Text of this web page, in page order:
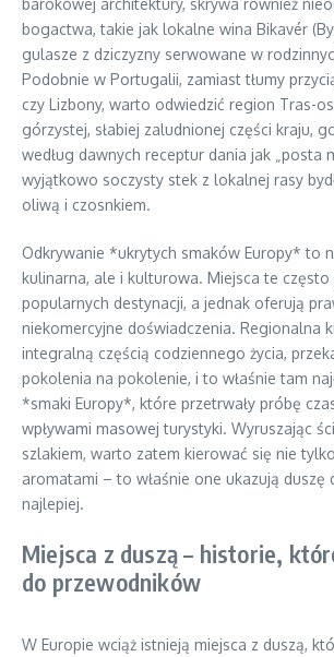
barokowej architektury, skrywa również
bogactwa, takie jak lokalne wina Bikavér
gulasze z dziczyzny serwowane w
Podobnie w Portugalii, zamiast tłumy
czy Lizbony, warto odwiedzić region Tras-
górzystej, słabiej zaludnionej części kraju,
według dawnych receptur dania jak „posta
wyjątkowo soczysty stek z lokalnej rasy
oliwą i czosnkiem.
Odkrywanie *ukrytych smaków Europy* to
kulinarna, ale i kulturowa. Miejsca te
popularnych destynacji, a jednak oferują
niekomercyjne doświadczenia. Regionalna
integralną częścią codziennego życia,
pokolenia na pokolenie, i to właśnie tam
*smaki Europy*, które przetrwały próbę
wpływami masowej turystyki. Wyruszając
szlakiem, warto zatem kierować się nie
aromatami – to właśnie one ukazują duszę
najlepiej.
Miejsca z duszą – historie,
do przewodników
W Europie wciąż istnieją miejsca z duszą,